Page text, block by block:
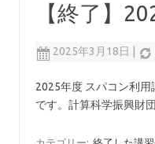
【終了】
2025年3月18日
2025年度 スパコン利
です。計算科学振興財